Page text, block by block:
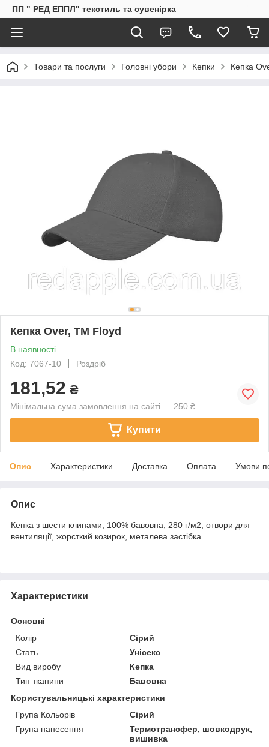
ПП " РЕД ЕППЛ" текстиль та сувенірка
Товари та послуги Головні убори Кепки Кепка
Кепка Over, TM Floyd
В наявності
Код: 7067-10
Роздріб
181,52 ₴
Мінімальна сума замовлення на сайті — 250 ₴
Купити
Опис Характеристики Доставка Оплата Умови
Опис
Кепка з шести клинами, 100% бавовна, 280 г/м2, отвори для
вентиляції, жорсткий козирок, металева застібка
Характеристики
Основні
Колір
Сірий
Стать
Унісекс
Вид виробу
Кепка
Тип тканини
Бавовна
Користувальницькі характеристики
Група Кольорів
Сірий
Група нанесення
Термотрансфер, шовкодрук,
вишивка